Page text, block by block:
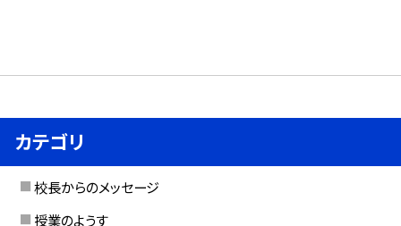
カテゴリ
校長からのメッセージ
授業のようす